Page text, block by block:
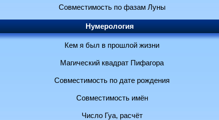
Совместимость по фазам Луны
Нумерология
Кем я был в прошлой жизни
Магический квадрат Пифагора
Совместимость по дате рождения
Совместимость имён
Число Гуа, расчёт